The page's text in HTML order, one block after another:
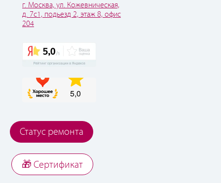
г. Москва, ул. Кожевническая,
д. 7с1, подьезд 2, этаж 8, офис
204
Статус ремонта
🎁 Cертификат